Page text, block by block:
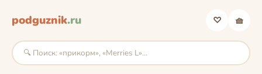
podguznik.ru ♡ 🧺